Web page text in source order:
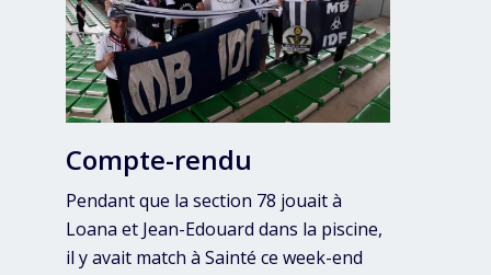
Compte-rendu
Pendant que la section 78 jouait à
Loana et Jean-Edouard dans la piscine,
il y avait match à Sainté ce week-end